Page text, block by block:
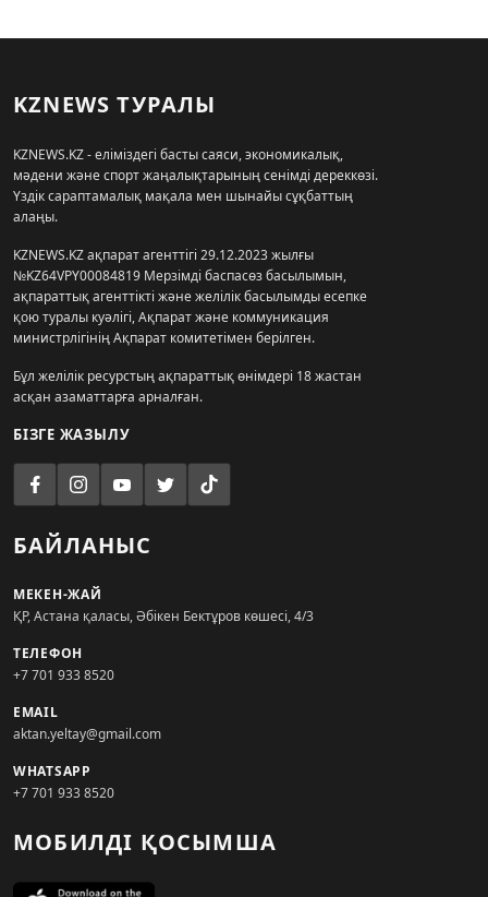
KZNEWS ТУРАЛЫ
KZNEWS.KZ - еліміздегі басты саяси, экономикалық,
мәдени және спорт жаңалықтарының сенімді дереккөзі.
Үздік сараптамалық мақала мен шынайы сұқбаттың
алаңы.
KZNEWS.KZ ақпарат агенттігі 29.12.2023 жылғы
№KZ64VPY00084819 Мерзімді баспасөз басылымын,
ақпараттық агенттікті және желілік басылымды есепке
қою туралы куәлігі, Ақпарат және коммуникация
министрлігінің Ақпарат комитетімен берілген.
Бұл желілік ресурстың ақпараттық өнімдері 18 жастан
асқан азаматтарға арналған.
БІЗГЕ ЖАЗЫЛУ
БАЙЛАНЫС
МЕКЕН-ЖАЙ
ҚР, Астана қаласы, Әбікен Бектұров көшесі, 4/3
ТЕЛЕФОН
+7 701 933 8520
EMAIL
aktan.yeltay@gmail.com
WHATSAPP
+7 701 933 8520
МОБИЛДІ ҚОСЫМША